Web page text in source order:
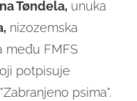
Tøndela, unuka
nizozemska
među FMFS
potpisuje
psima".